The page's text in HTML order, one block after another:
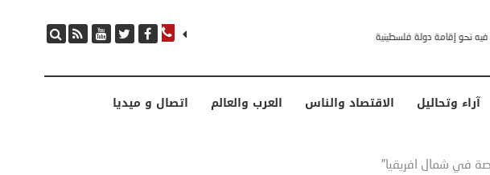
مصدر سعودي لـCNN: التطبيع مع إسرائيل مرهون بمسار لا رجعة فيه نحو إقامة دولة فلسطينية
آراء وتحاليل الاقتصاد والناس العرب والعالم اتصال و ميديا
في شمال افريقيا”